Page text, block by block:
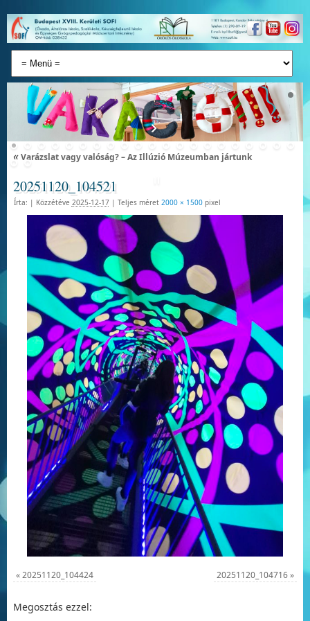
«Varázslat vagy valóság? – Az Illúzió Múzeumban jártunk
20251120_104521
Írta: | Közzétéve 2025-12-17 | Teljes méret 2000 × 1500pixel
«20251120_104424 20251120_104716»
Megosztás ezzel: